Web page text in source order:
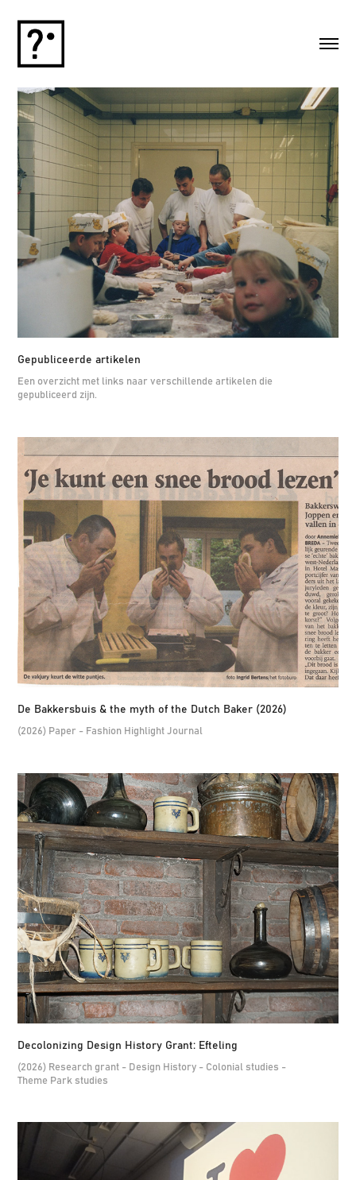
Gepubliceerde artikelen
Een overzicht met links naar verschillende artikelen die
gepubliceerd zijn.
De Bakkersbuis & the myth of the Dutch Baker (2026)
(2026) Paper - Fashion Highlight Journal
Decolonizing Design History Grant: Efteling
(2026) Research grant - Design History - Colonial studies -
Theme Park studies